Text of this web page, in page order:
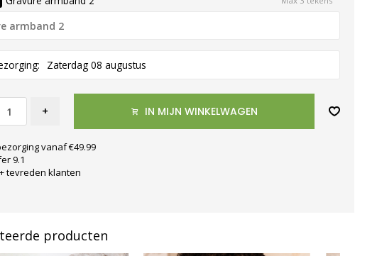
Zaterdag 08 augustus
+ IN MIJN WINKELWAGEN
vanaf €49.99
9.1
tevreden klanten
producten